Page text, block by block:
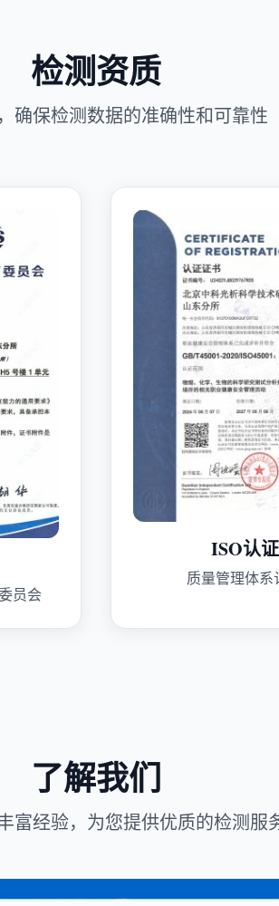
检测资质
确保检测数据的准确性和可靠性
员会
ISO认证
质量管理体系
了解我们
富经验，为您提供优质的检测服